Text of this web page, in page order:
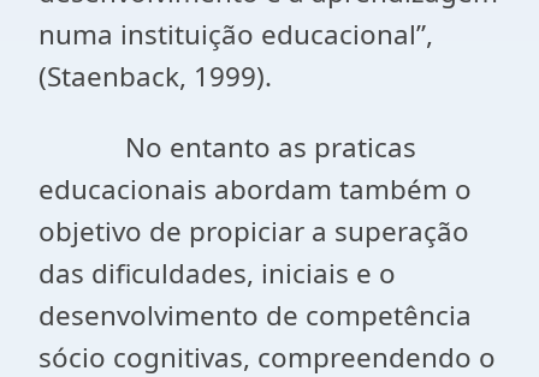
numa instituição educacional”,
(Staenback, 1999).
No entanto as praticas
educacionais abordam também o
objetivo de propiciar a superação
das dificuldades, iniciais e o
desenvolvimento de competência
sócio cognitivas, compreendendo o